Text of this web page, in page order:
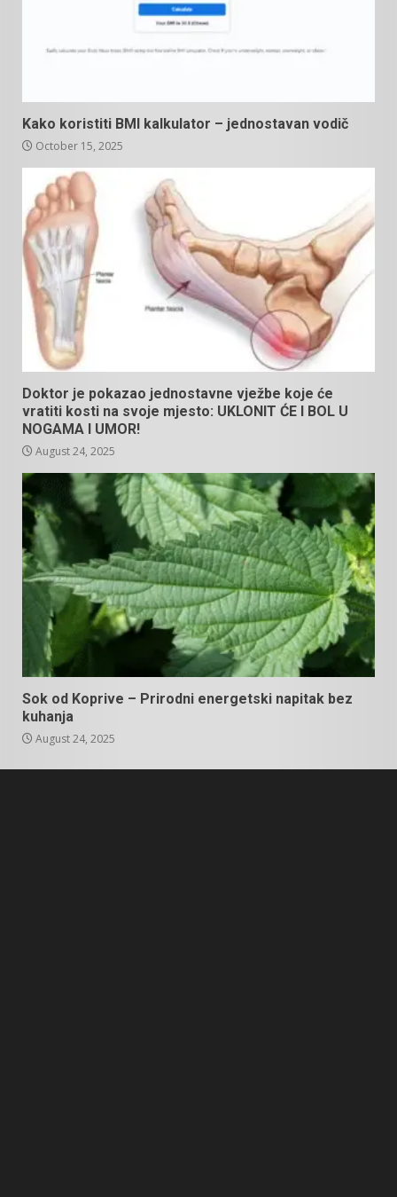
Kako koristiti BMI kalkulator – jednostavan vodič
October 15, 2025
Doktor je pokazao jednostavne vježbe koje će
vratiti kosti na svoje mjesto: UKLONIT ĆE I BOL U
NOGAMA I UMOR!
August 24, 2025
Sok od Koprive – Prirodni energetski napitak bez
kuhanja
August 24, 2025